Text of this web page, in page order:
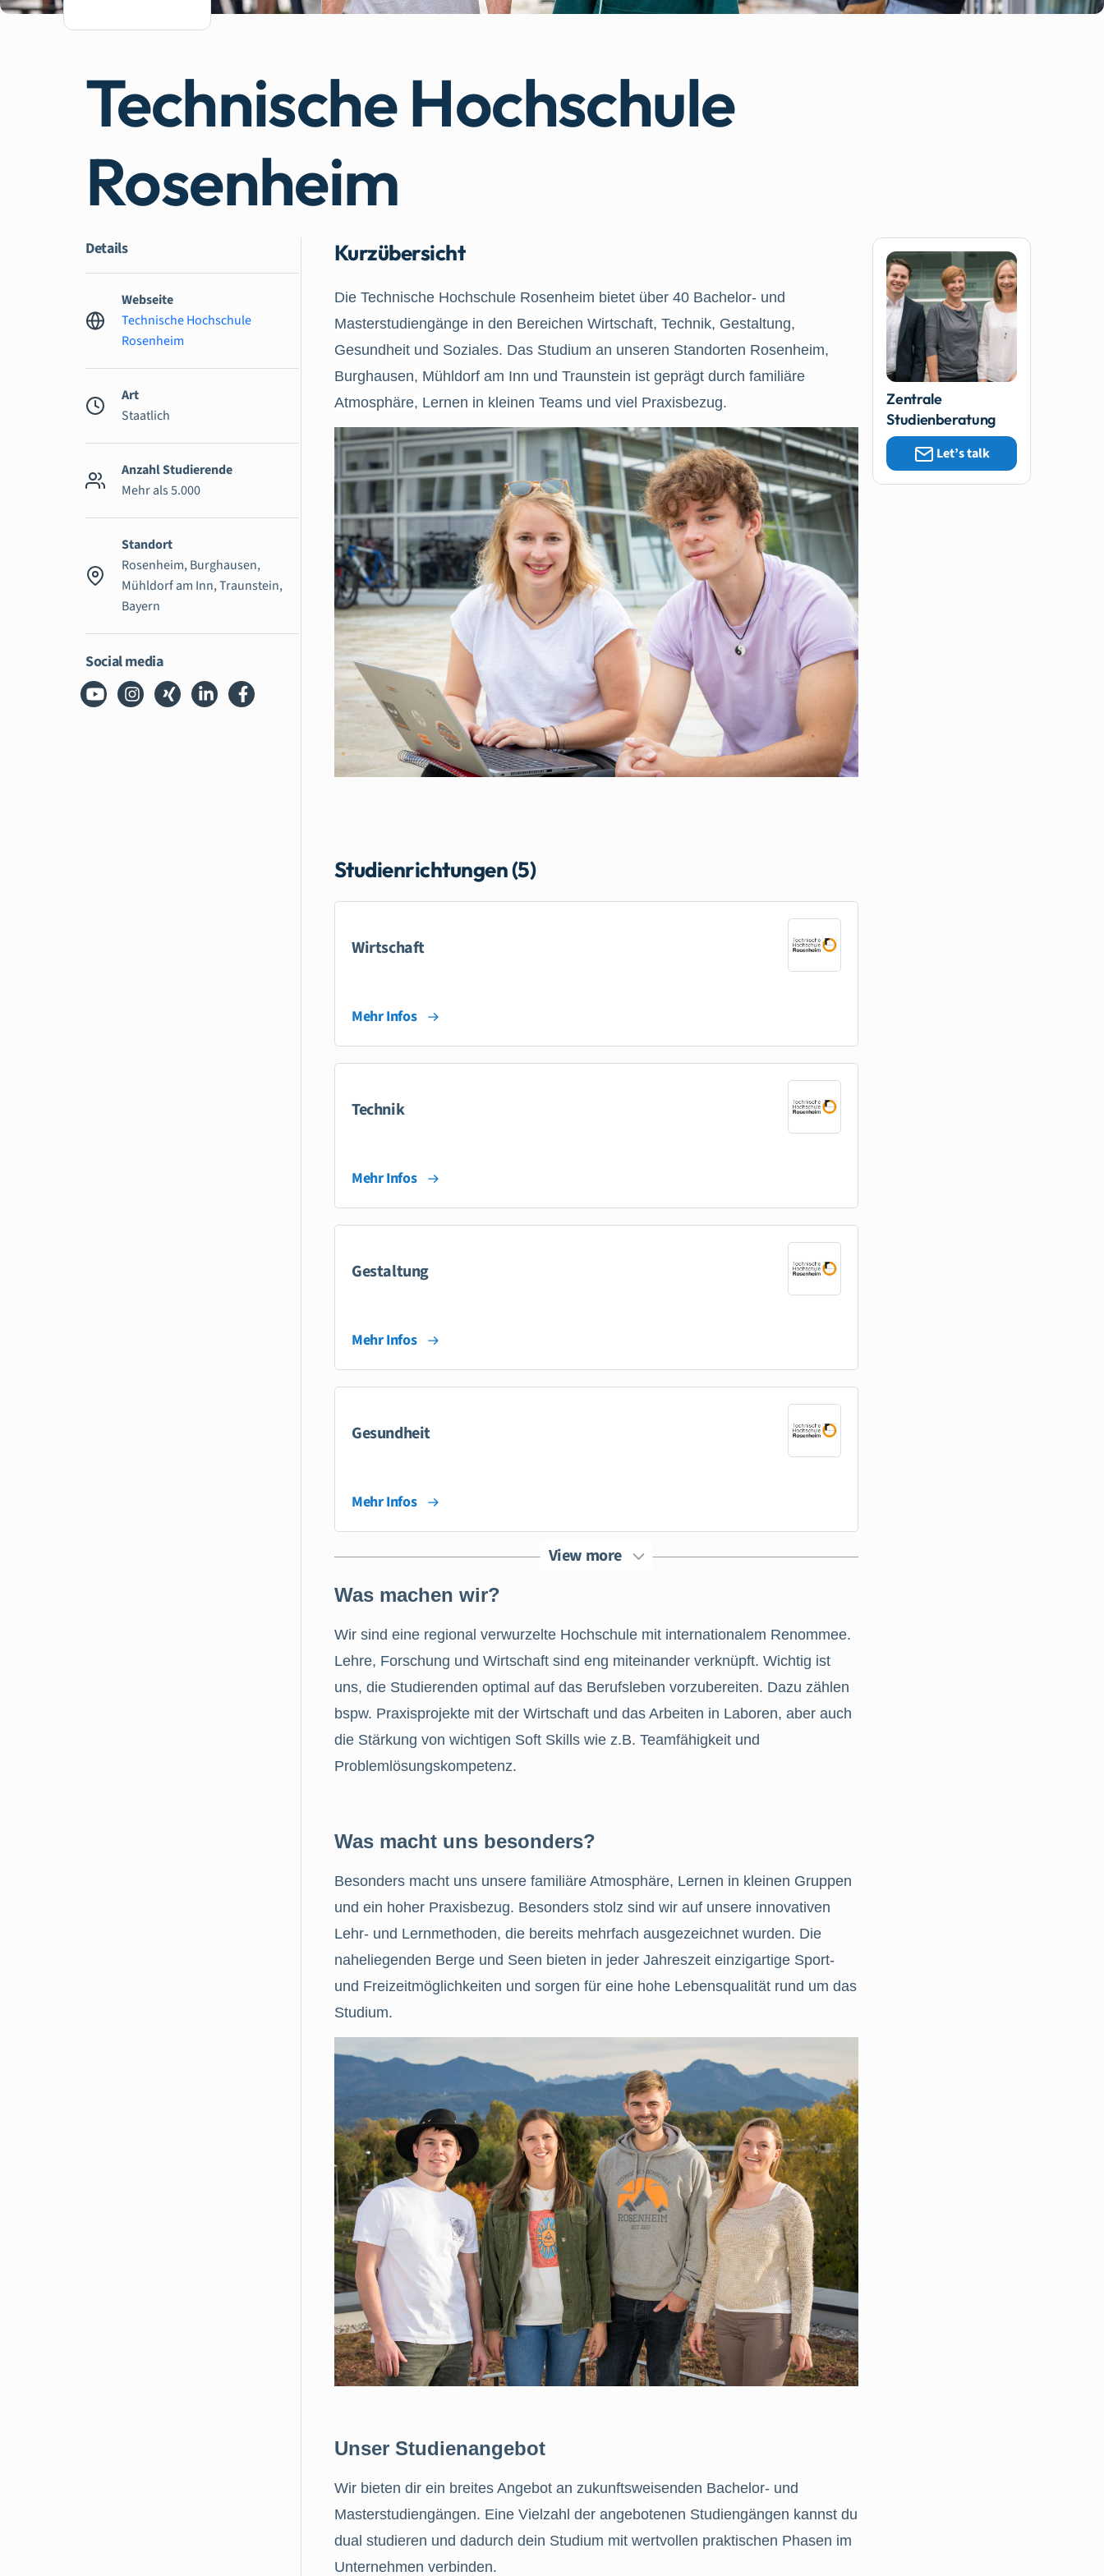
Technische Hochschule
Rosenheim
Details
Webseite
Technische Hochschule
Rosenheim
Art
Staatlich
Anzahl Studierende
Mehr als 5.000
Standort
Rosenheim, Burghausen,
Mühldorf am Inn, Traunstein,
Bayern
Social media
Kurzübersicht
Die Technische Hochschule Rosenheim bietet über 40 Bachelor- und
Masterstudiengänge in den Bereichen Wirtschaft, Technik, Gestaltung,
Gesundheit und Soziales. Das Studium an unseren Standorten Rosenheim,
Burghausen, Mühldorf am Inn und Traunstein ist geprägt durch familiäre
Atmosphäre, Lernen in kleinen Teams und viel Praxisbezug.
Studienrichtungen (5)
Wirtschaft
Mehr Infos
Technik
Mehr Infos
Gestaltung
Mehr Infos
Gesundheit
Mehr Infos
View more
Was machen wir?
Wir sind eine regional verwurzelte Hochschule mit internationalem Renommee.
Lehre, Forschung und Wirtschaft sind eng miteinander verknüpft. Wichtig ist
uns, die Studierenden optimal auf das Berufsleben vorzubereiten. Dazu zählen
bspw. Praxisprojekte mit der Wirtschaft und das Arbeiten in Laboren, aber auch
die Stärkung von wichtigen Soft Skills wie z.B. Teamfähigkeit und
Problemlösungskompetenz.
Was macht uns besonders?
Besonders macht uns unsere familiäre Atmosphäre, Lernen in kleinen Gruppen
und ein hoher Praxisbezug. Besonders stolz sind wir auf unsere innovativen
Lehr- und Lernmethoden, die bereits mehrfach ausgezeichnet wurden. Die
naheliegenden Berge und Seen bieten in jeder Jahreszeit einzigartige Sport-
und Freizeitmöglichkeiten und sorgen für eine hohe Lebensqualität rund um das
Studium.
Unser Studienangebot
Wir bieten dir ein breites Angebot an zukunftsweisenden Bachelor- und
Masterstudiengängen. Eine Vielzahl der angebotenen Studiengängen kannst du
dual studieren und dadurch dein Studium mit wertvollen praktischen Phasen im
Unternehmen verbinden.
Zentrale
Studienberatung
Let’s talk